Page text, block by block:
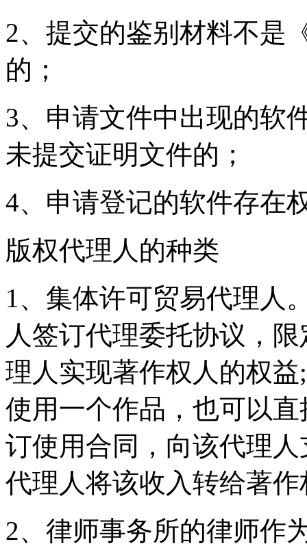
2、提交的鉴别材料不是
的；
3、申请文件中出现的软
未提交证明文件的；
4、申请登记的软件存在
版权代理人的种类
1、集体许可贸易代理人
人签订代理委托协议，
理人实现著作权人的权
使用一个作品，也可以
订使用合同，向该代理
代理人将该收入转给著作
2、律师事务所的律师作